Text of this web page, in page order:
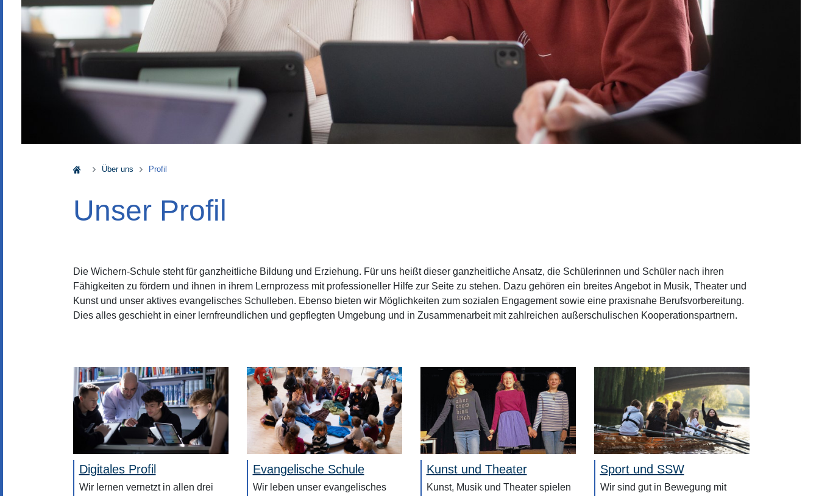
Wichern-Schule
Über uns Profil
Unser Profil
Die Wichern-Schule steht für ganzheitliche Bildung und Erziehung. Für uns heißt dieser ganzheitliche Ansatz, die Schülerinnen und Schüler nach ihren
Fähigkeiten zu fördern und ihnen in ihrem Lernprozess mit professioneller Hilfe zur Seite zu stehen. Dazu gehören ein breites Angebot in Musik, Theater und
Kunst und unser aktives evangelisches Schulleben. Ebenso bieten wir Möglichkeiten zum sozialen Engagement sowie eine praxisnahe Berufsvorbereitung.
Dies alles geschieht in einer lernfreundlichen und gepflegten Umgebung und in Zusammenarbeit mit zahlreichen außerschulischen Kooperationspartnern.
Digitales Profil
Wir lernen vernetzt in allen drei
Evangelische Schule
Wir leben unser evangelisches
Kunst und Theater
Kunst, Musik und Theater spielen
Sport und SSW
Wir sind gut in Bewegung mit